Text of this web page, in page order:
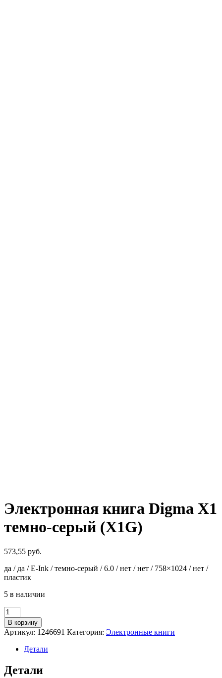
Электронная книга Digma X1
темно-серый (X1G)
573,55 руб.
да / да / E-Ink / темно-серый / 6.0 / нет / нет / 758×1024 / нет /
пластик
5 в наличии
Количество
товара
Электронная
книга
Digma
темно-
серый
В корзину
Артикул: 1246691 Категория: Электронные книги
Детали
Детали